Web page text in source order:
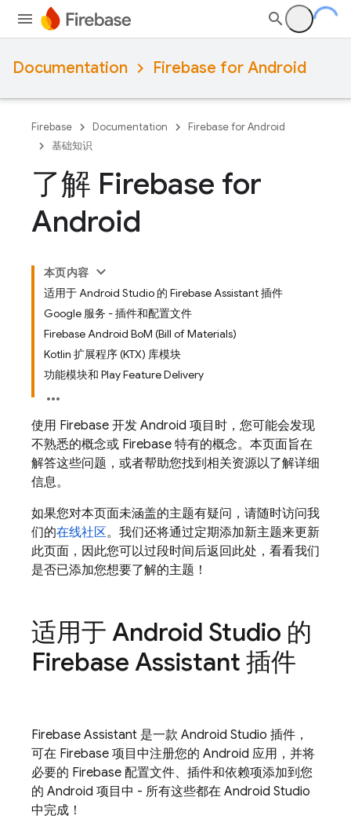
Documentation Firebase for Android
Firebase Documentation
Firebase for Android
基础知识
了解 Firebase for
Android
本页内容
适用于 Android Studio 的 Firebase Assistant 插件
Google 服务 - 插件和配置文件
Firebase Android BoM (Bill of Materials)
Kotlin 扩展程序 (KTX) 库模块
功能模块和 Play Feature Delivery
使用 Firebase 开发 Android 项目时，您可能会发现
不熟悉的概念或 Firebase 特有的概念。本页面旨在
解答这些问题，或者帮助您找到相关资源以了解详细
信息。
如果您对本页面未涵盖的主题有疑问，请随时访问我
们的在线社区。我们还将通过定期添加新主题来更新
此页面，因此您可以过段时间后返回此处，看看我们
是否已添加您想要了解的主题！
适用于 Android Studio 的
Firebase Assistant 插件
Firebase Assistant 是一款 Android Studio 插件，
可在 Firebase 项目中注册您的 Android 应用，并将
必要的 Firebase 配置文件、插件和依赖项添加到您
的 Android 项目中 - 所有这些都在 Android Studio
中完成！